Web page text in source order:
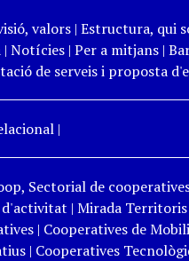
valors| Estructura, qui
| Notícies | Per a mitjans|
de serveis i proposta
|
Sectorial de
d'activitat | Mirada Territoris
| Cooperatives de
| Cooperatives